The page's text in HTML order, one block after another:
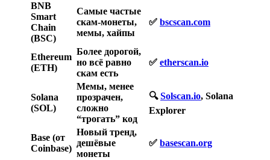
BNB
Smart
Chain
(BSC)
Самые частые
скам-монеты,
мемы, хайпы
✅ bscscan.com
Ethereum
(ETH)
Более дорогой,
но всё равно
скам есть
✅ etherscan.io
Solana
(SOL)
Мемы, менее
прозрачен,
сложно
“трогать” код
🔍Solscan.io, Solana
Explorer
Base (от
Coinbase)
Новый тренд,
дешёвые
монеты
✅ basescan.org